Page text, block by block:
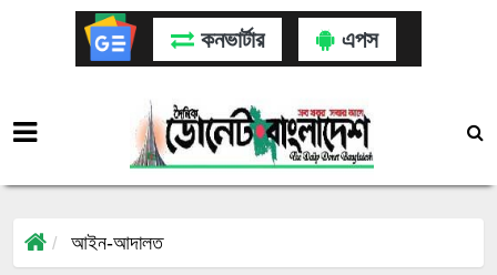
কনভার্টার এপস
আইন-আদালত